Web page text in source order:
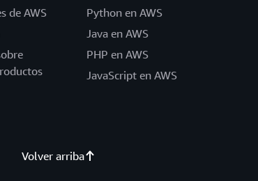
de AWS
Python en AWS
Java en AWS
PHP en AWS
JavaScript en AWS
Volver arriba